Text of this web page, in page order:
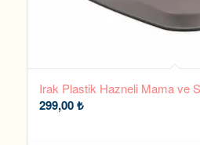
Irak Plastik Hazneli Mama ve
299,00₺